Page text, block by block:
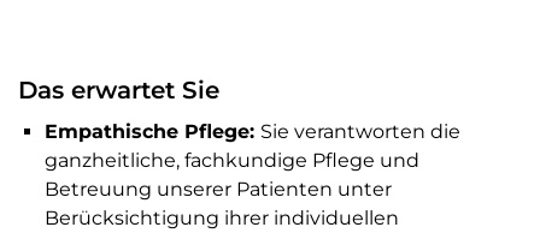
Das erwartet Sie
Empathische Pflege: Sie verantworten die
ganzheitliche, fachkundige Pflege und
Betreuung unserer Patienten unter
Berücksichtigung ihrer individuellen